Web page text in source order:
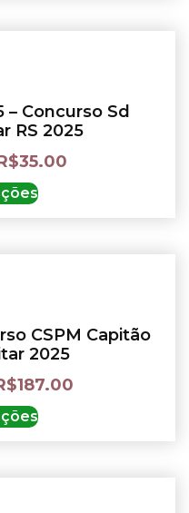
– Concurso Sd
RS 2025
35.00
CSPM Capitão
2025
187.00